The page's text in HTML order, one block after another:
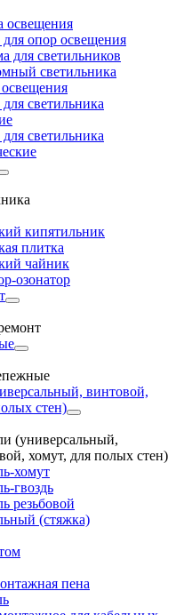
освещения
опор освещения
для светильников
светильника
светильника
светильника
кипятильник
плитка
чайник
озонатор
винтовой,
стен)
(универсальный,
хомут, для полых стен)
хомут
гвоздь
резьбовой
(стяжка)
пена